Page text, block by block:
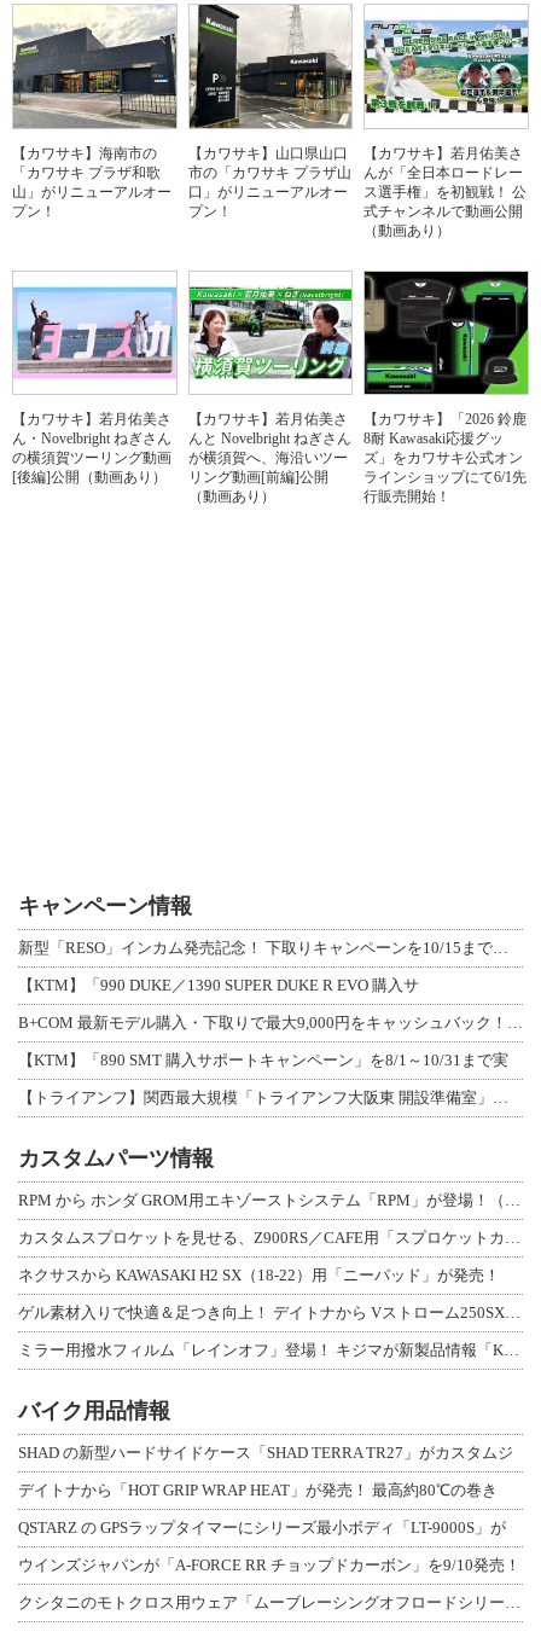
【カワサキ】海南市の
「カワサキ プラザ和歌
山」がリニューアルオー
プン！
【カワサキ】山口県山口
市の「カワサキ プラザ山
口」がリニューアルオー
プン！
【カワサキ】若月佑美さ
んが「全日本ロードレー
ス選手権」を初観戦！ 公
式チャンネルで動画公開
（動画あり）
【カワサキ】若月佑美さ
ん・Novelbright ねぎさん
の横須賀ツーリング動画
[後編]公開（動画あり）
【カワサキ】若月佑美さ
んと Novelbright ねぎさん
が横須賀へ、海沿いツー
リング動画[前編]公開
（動画あり）
【カワサキ】「2026 鈴鹿
8耐 Kawasaki応援グッ
ズ」をカワサキ公式オン
ラインショップにて6/1先
行販売開始！
キャンペーン情報
【KTM】「990 DUKE／1390 SUPER DUKE R EVO 購入サ
【KTM】「890 SMT 購入サポートキャンペーン」を8/1～10/31まで実
カスタムパーツ情報
ネクサスから KAWASAKI H2 SX（18-22）用「ニーパッド」が発売！
バイク用品情報
SHAD の新型ハードサイドケース「SHAD TERRA TR27」がカスタムジ
デイトナから「HOT GRIP WRAP HEAT」が発売！ 最高約80℃の巻き
QSTARZ の GPSラップタイマーにシリーズ最小ボディ「LT-9000S」が
ウインズジャパンが「A-FORCE RR チョップドカーボン」を9/10発売！